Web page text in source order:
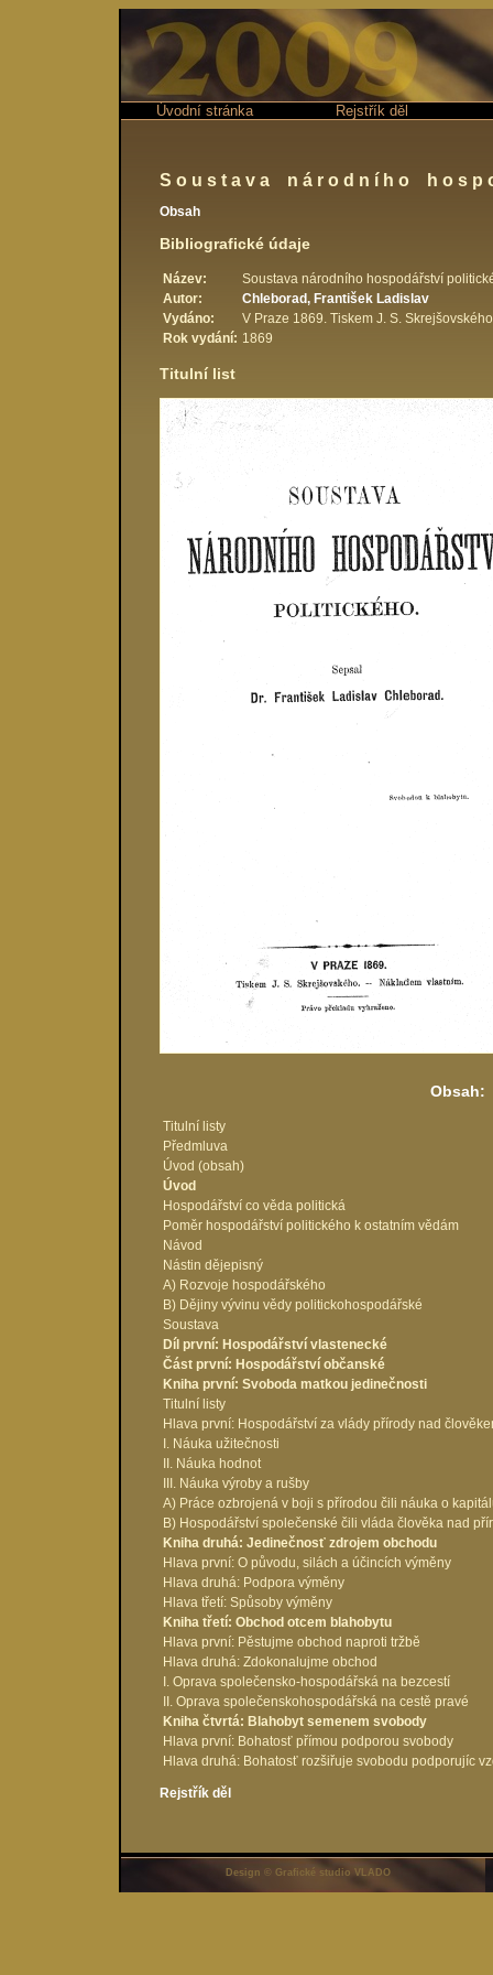
Úvodní stránka Rejstřík děl
Soustava národního
Obsah
Bibliografické údaje
Název:
Soustava národního hospodářství
Autor:
Chleborad, František Ladislav
Vydáno:
V Praze 1869. Tiskem J. S.
Rok vydání: 1869
Titulní list
Obsah:
Titulní listy
Předmluva
Úvod (obsah)
Úvod
Hospodářství co věda politická
Poměr hospodářství politického k ostatním vědám
Návod
Nástin dějepisný
A) Rozvoje hospodářského
B) Dějiny vývinu vědy politickohospodářské
Soustava
Díl první: Hospodářství vlastenecké
Část první: Hospodářství občanské
Kniha první: Svoboda matkou jedinečnosti
Titulní listy
Hlava první: Hospodářství za vlády přírody nad
I. Náuka užitečnosti
II. Náuka hodnot
III. Náuka výroby a rušby
A) Práce ozbrojená v boji s přírodou čili náuka o
B) Hospodářství společenské čili vláda člověka nad
Kniha druhá: Jedinečnosť zdrojem obchodu
Hlava první: O původu, silách a účincích výměny
Hlava druhá: Podpora výměny
Hlava třetí: Spůsoby výměny
Kniha třetí: Obchod otcem blahobytu
Hlava první: Pěstujme obchod naproti tržbě
Hlava druhá: Zdokonalujme obchod
I. Oprava společensko-hospodářská na bezcestí
II. Oprava společenskohospodářská na cestě pravé
Kniha čtvrtá: Blahobyt semenem svobody
Hlava první: Bohatosť přímou podporou svobody
Hlava druhá: Bohatosť rozšiřuje svobodu podporujíc
Rejstřík děl
Design © Grafické studio VLADO